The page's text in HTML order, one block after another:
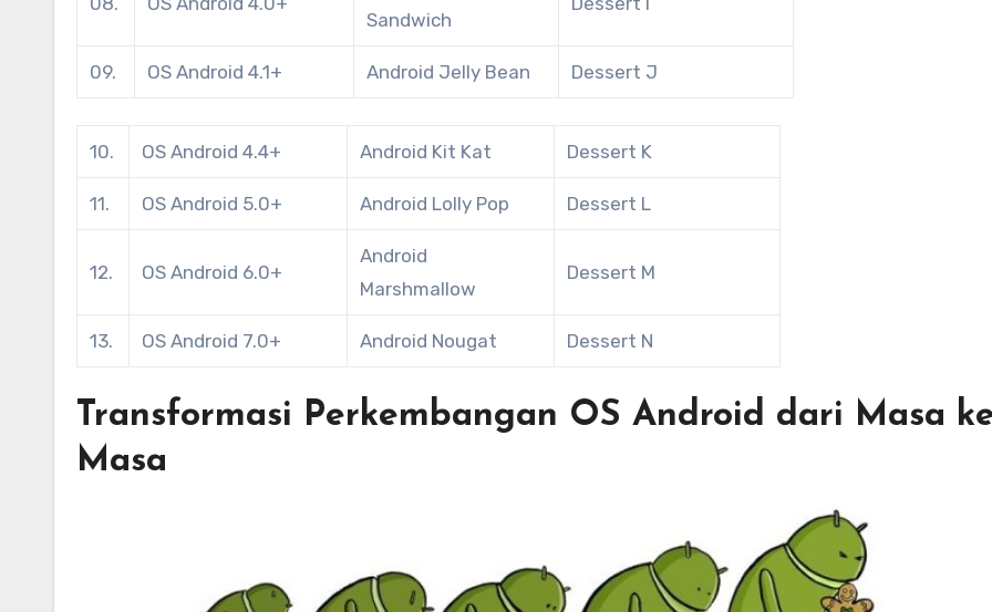
Sandwich
09. OS Android 4.1+ Android Jelly Bean Dessert J
10. OS Android 4.4+ Android Kit Kat Dessert K
11. OS Android 5.0+ Android Lolly Pop Dessert L
12. OS Android 6.0+
Android
Marshmallow
Dessert M
13. OS Android 7.0+ Android Nougat Dessert N
Transformasi Perkembangan OS Android dari Masa
Masa